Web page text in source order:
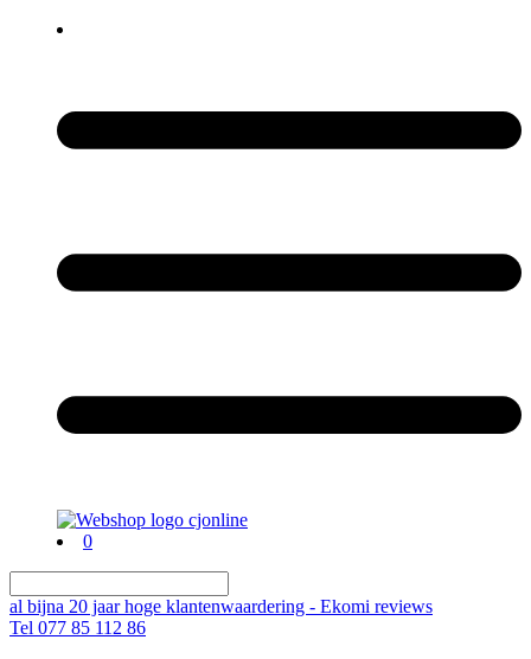
0
al bijna 20 jaar hoge klantenwaardering - Ekomi reviews
Tel 077 85 112 86